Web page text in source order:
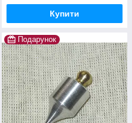
Купити
Подарунок